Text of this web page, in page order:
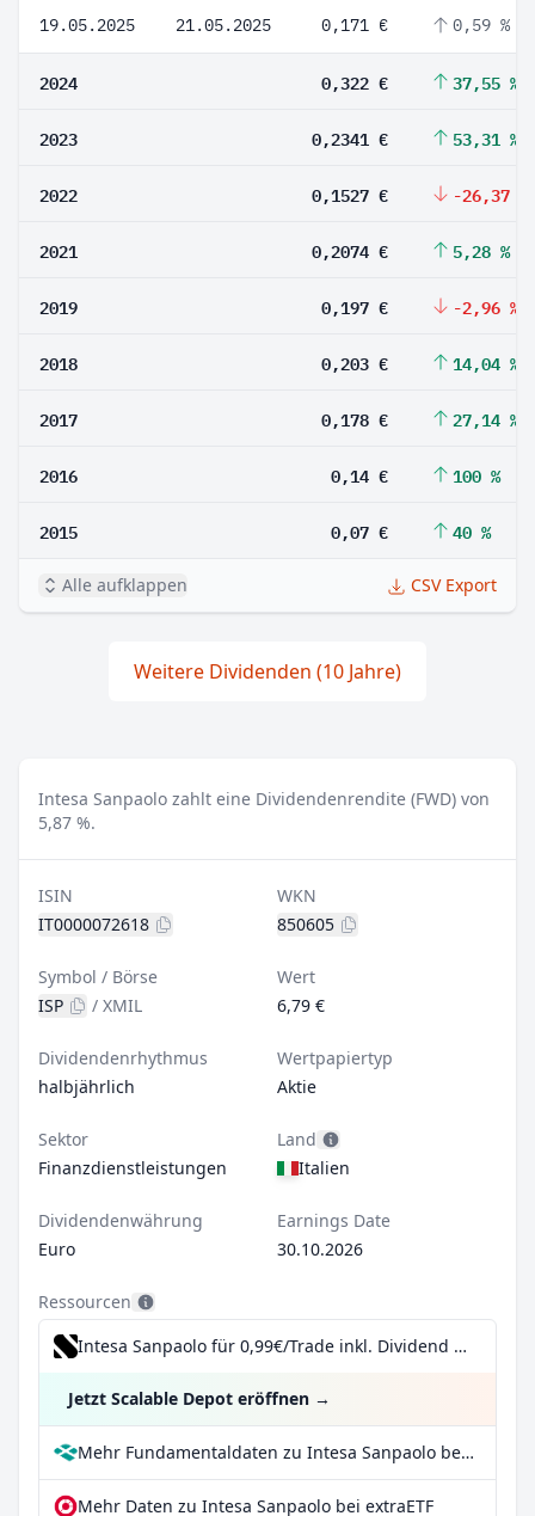
19.05.2025 21.05.2025 0,171 € 0,59 %
2024 0,322 € 37,55 %
2023 0,2341 € 53,31 %
2022 0,1527 € -26,37 %
2021 0,2074 € 5,28 %
2019 0,197 € -2,96 %
2018 0,203 € 14,04 %
2017 0,178 € 27,14 %
2016 0,14 € 100 %
2015 0,07 € 40 %
Alle aufklappen CSV Export
Weitere Dividenden (10 Jahre)
Intesa Sanpaolo zahlt eine Dividendenrendite (FWD) von
5,87 %.
ISIN
IT0000072618
WKN
850605
Symbol / Börse
ISP
/ XMIL
Wert
6,79 €
Dividendenrhythmus
halbjährlich
Wertpapiertyp
Aktie
Sektor
Finanzdienstleistungen
Land
Italien
Dividendenwährung
Euro
Earnings Date
30.10.2026
Ressourcen
Intesa Sanpaolo für 0,99€/Trade inkl. Dividend Reinvestment Plan
Jetzt Scalable Depot eröffnen →
Mehr Fundamentaldaten zu Intesa Sanpaolo bei Parqet
Mehr Daten zu Intesa Sanpaolo bei extraETF